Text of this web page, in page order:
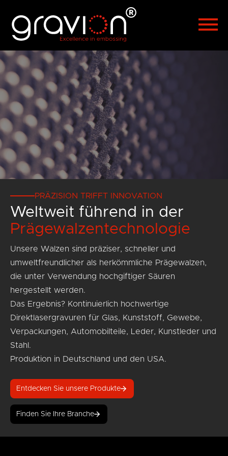
Hrvatski
العربية 漢語
PRÄZISION TRIFFT INNOVATION
Weltweit führend in der
Prägewalzentechnologie
Unsere Walzen sind präziser, schneller und
umweltfreundlicher als herkömmliche Prägewalzen,
die unter Verwendung hochgiftiger Säuren
hergestellt werden.
Das Ergebnis? Kontinuierlich hochwertige
Direktlasergravuren für Glas, Kunststoff, Gewebe,
Verpackungen, Automobilteile, Leder, Kunstleder und
Stahl.
Produktion in Deutschland und den USA.
Entdecken Sie unsere Produkte
Finden Sie Ihre Branche